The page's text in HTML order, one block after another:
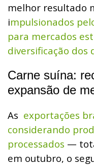
melhor resultado
impulsionados
para mercados
diversificação dos
Carne suína:
expansão de
As exportações
considerando
processados —
em outubro, o